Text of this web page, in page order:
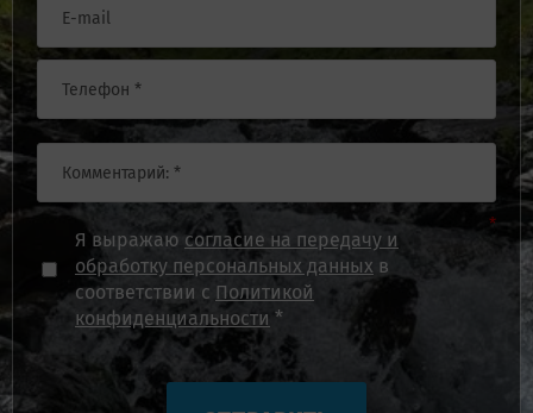
Я выражаю согласие на передачу и
обработку персональных данных в
соответствии с Политикой
конфиденциальности *
*